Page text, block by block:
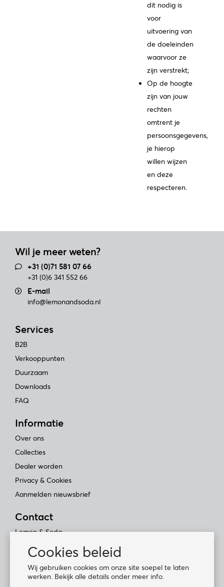
Cookies beleid
Wij gebruiken cookies om onze site soepel te laten
werken. Bekijk alle details onder meer info.
dit nodig is
voor
uitvoering van
de doeleinden
waarvoor ze
zijn verstrekt;
Op de hoogte
zijn van jouw
rechten
omtrent je
persoonsgegevens,
je hierop
willen wijzen
en deze
respecteren.
Wil je meer weten?
+31 (0)71 581 07 66
+31 (0)6 341 552 66
E-mail
info@lemonandsoda.nl
Services
B2B
Verkooppunten
Duurzaam
Downloads
FAQ
Informatie
Over ons
Collecties
Dealer worden
Privacy & Cookies
Aanmelden nieuwsbrief
Contact
Lemon & Soda
Industrieweg 43
2382 NT Zoeterwoude
+31 (0)71 581 07 66